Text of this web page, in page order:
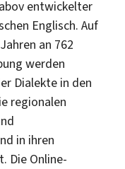
entwickelter
Englisch. Auf
an 762
werden
Dialekte in den
regionalen
in ihren
Die Online-